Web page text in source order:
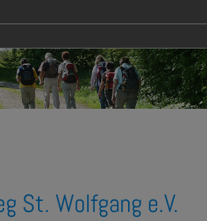
St. Wolfgang e.V.